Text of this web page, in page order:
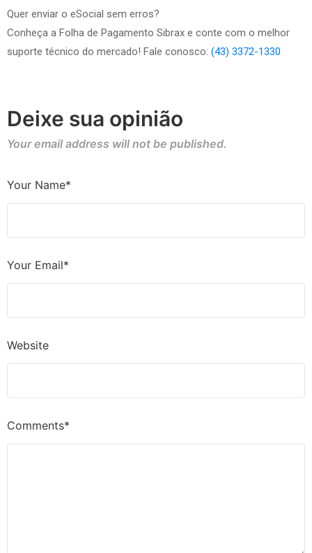
Quer enviar o eSocial sem erros?
Conheça a Folha de Pagamento Sibrax e conte com o melhor
suporte técnico do mercado! Fale conosco: (43) 3372-1330
Deixe sua opinião
Your email address will not be published.
Comments*
Your Name*
Your Email*
Website